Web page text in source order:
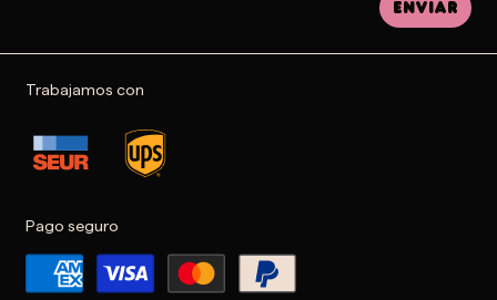
Enviar
Trabajamos con
Pago seguro